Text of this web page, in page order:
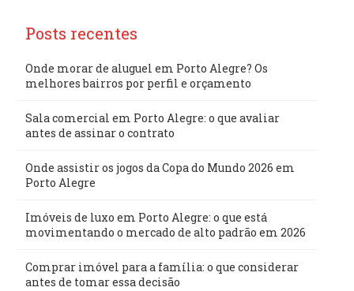
Posts recentes
Onde morar de aluguel em Porto Alegre? Os
melhores bairros por perfil e orçamento
Sala comercial em Porto Alegre: o que avaliar
antes de assinar o contrato
Onde assistir os jogos da Copa do Mundo 2026 em
Porto Alegre
Imóveis de luxo em Porto Alegre: o que está
movimentando o mercado de alto padrão em 2026
Comprar imóvel para a família: o que considerar
antes de tomar essa decisão